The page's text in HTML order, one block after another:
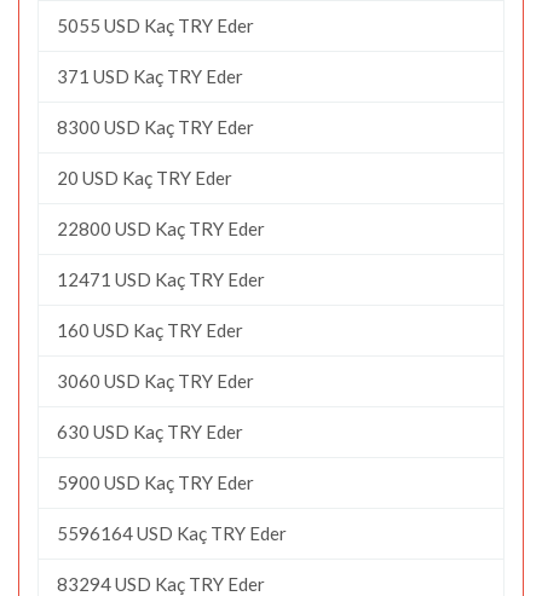
5055 USD Kaç TRY Eder
371 USD Kaç TRY Eder
8300 USD Kaç TRY Eder
20 USD Kaç TRY Eder
22800 USD Kaç TRY Eder
12471 USD Kaç TRY Eder
160 USD Kaç TRY Eder
3060 USD Kaç TRY Eder
630 USD Kaç TRY Eder
5900 USD Kaç TRY Eder
5596164 USD Kaç TRY Eder
83294 USD Kaç TRY Eder